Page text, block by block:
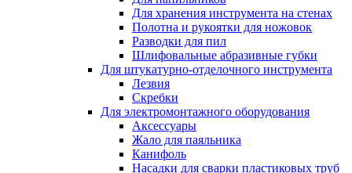
Для хранения инструмента на стенах
Полотна и рукоятки для ножовок
Разводки для пил
Шлифовальные абразивные губки
Для штукатурно-отделочного инструмента
Лезвия
Скребки
Для электромонтажного оборудования
Аксессуары
Жало для паяльника
Канифоль
Насадки для сварки пластиковых труб